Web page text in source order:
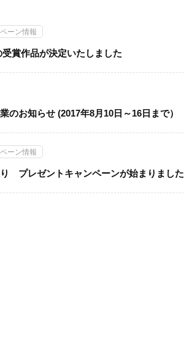
ーン情報
賞作品が決定いたしました
のお知らせ (2017年8月10日～16日まで）
ーン情報
プレゼントキャンペーンが始まりました